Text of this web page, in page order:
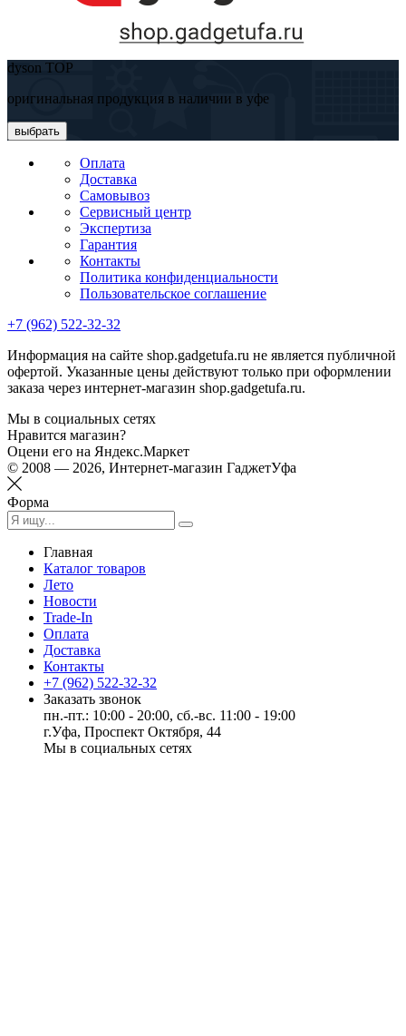
dyson TOP
оригинальная продукция в наличии в уфе
выбрать
Оплата
Доставка
Самовывоз
Сервисный центр
Экспертиза
Гарантия
Контакты
Политика конфиденциальности
Пользовательское соглашение
+7 (962) 522-32-32
Информация на сайте shop.gadgetufa.ru не является публичной
офертой. Указанные цены действуют только при оформлении
заказа через интернет-магазин shop.gadgetufa.ru.
Мы в социальных сетях
Нравится магазин?
Оцени его на Яндекс.Маркет
© 2008 — 2026, Интернет-магазин ГаджетУфа
Форма
Главная
Каталог товаров
Лето
Новости
Trade-In
Оплата
Доставка
Контакты
+7 (962) 522-32-32
Заказать звонок
пн.-пт.: 10:00 - 20:00, сб.-вс. 11:00 - 19:00
г.Уфа, Проспект Октября, 44
Мы в социальных сетях